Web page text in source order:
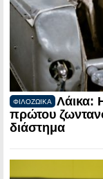
ΦΙΛΟΖΩΙΚΑ
Λάικα:
πρώτου
διάστημα